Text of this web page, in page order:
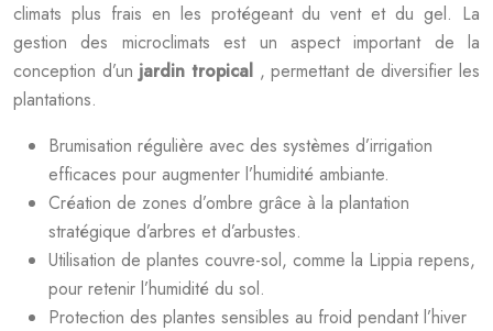
climats plus frais en les protégeant du vent et du gel. La
gestion des microclimats est un aspect important de la
conception d’un jardin tropical , permettant de diversifier les
plantations.
Brumisation régulière avec des systèmes d’irrigation
efficaces pour augmenter l’humidité ambiante.
Création de zones d’ombre grâce à la plantation
stratégique d’arbres et d’arbustes.
Utilisation de plantes couvre-sol, comme la Lippia repens,
pour retenir l’humidité du sol.
Protection des plantes sensibles au froid pendant l’hiver